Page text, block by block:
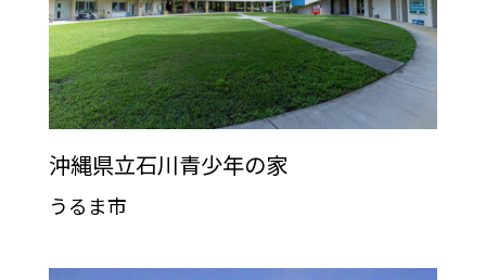
沖縄県立石川青少年の家
うるま市